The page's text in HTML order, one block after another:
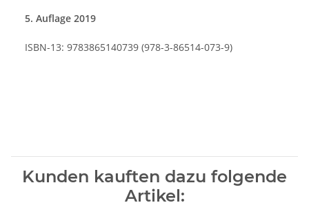
5. Auflage 2019
ISBN-13: 9783865140739 (978-3-86514-073-9)
Kunden kauften dazu folgende
Artikel: